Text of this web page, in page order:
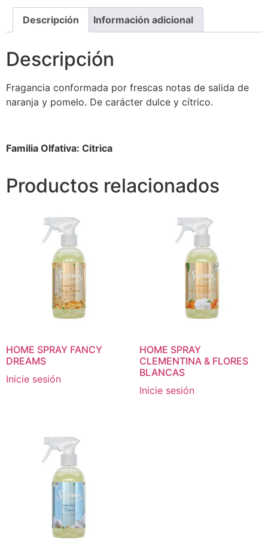
Descripción Información adicional
Descripción
Fragancia conformada por frescas notas de salida de
naranja y pomelo. De carácter dulce y cítrico.
Familia Olfativa: Citrica
Productos relacionados
HOME SPRAY FANCY
DREAMS
Inicie sesión
HOME SPRAY
CLEMENTINA & FLORES
BLANCAS
Inicie sesión